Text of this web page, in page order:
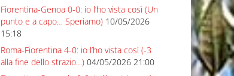
Fiorentina-Genoa 0-0: io l’ho vista così (Un
punto e a capo… Speriamo) 10/05/2026
15:18
Roma-Fiorentina 4-0: io l’ho vista così (-3
alla fine dello strazio…) 04/05/2026 21:00